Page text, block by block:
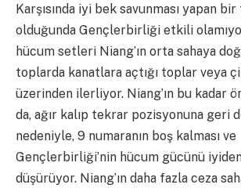
Karşısında iyi bek savunması yapan bir
olduğunda Gençlerbirliği etkili
hücum setleri Niang’ın orta sahaya
toplarda kanatlara açtığı toplar veya
üzerinden ilerliyor. Niang’ın bu kadar
da, ağır kalıp tekrar pozisyonuna geri
nedeniyle, 9 numaranın boş kalması ve
Gençlerbirliği’nin hücum gücünü
düşürüyor. Niang’ın daha fazla ceza